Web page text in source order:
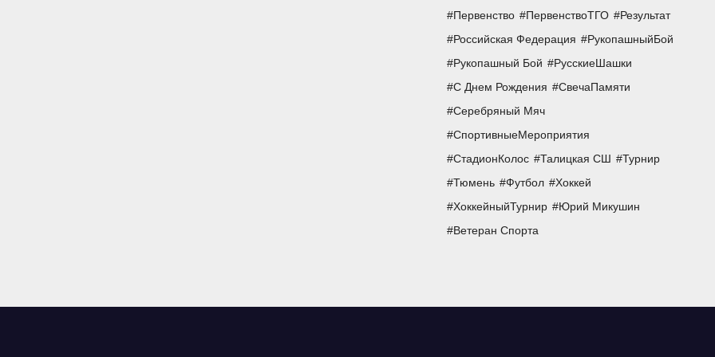
Первенство
ПервенствоТГО
Результат
Российская Федерация
РукопашныйБой
Рукопашный Бой
РусскиеШашки
С Днем Рождения
СвечаПамяти
Серебряный Мяч
СпортивныеМероприятия
СтадионКолос
Талицкая СШ
Турнир
Тюмень
Футбол
Хоккей
ХоккейныйТурнир
Юрий Микушин
Ветеран Спорта